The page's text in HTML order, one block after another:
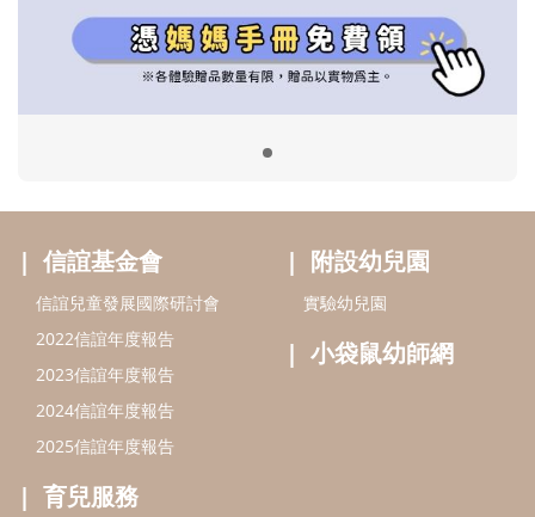
2022信誼年度報告
2023信誼年度報告
2024信誼年度報告
好孕袋
分齡育兒電子報
線上教養諮詢
小袋鼠幼師網
出版服務
信誼基金出版社
閱讀推廣